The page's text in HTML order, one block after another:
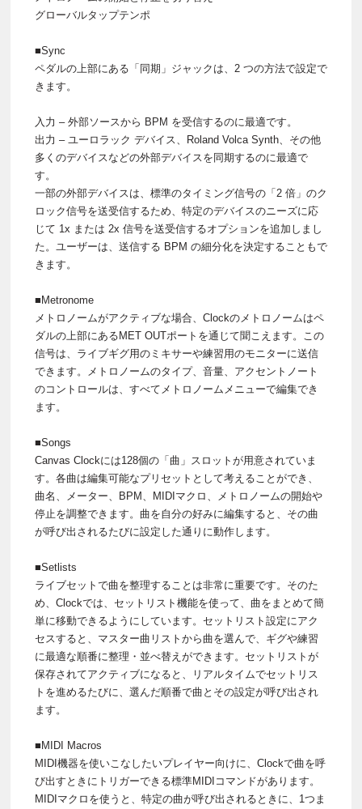
グローバルタップテンポ
■Sync
ペダルの上部にある「同期」ジャックは、2 つの方法で設定で
きます。
入力 – 外部ソースから BPM を受信するのに最適です。
出力 – ユーロラック デバイス、Roland Volca Synth、その他
多くのデバイスなどの外部デバイスを同期するのに最適で
す。
一部の外部デバイスは、標準のタイミング信号の「2 倍」のク
ロック信号を送受信するため、特定のデバイスのニーズに応
じて 1x または 2x 信号を送受信するオプションを追加しまし
た。ユーザーは、送信する BPM の細分化を決定することもで
きます。
■Metronome
メトロノームがアクティブな場合、Clockのメトロノームはペ
ダルの上部にあるMET OUTポートを通じて聞こえます。この
信号は、ライブギグ用のミキサーや練習用のモニターに送信
できます。メトロノームのタイプ、音量、アクセントノート
のコントロールは、すべてメトロノームメニューで編集でき
ます。
■Songs
Canvas Clockには128個の「曲」スロットが用意されていま
す。各曲は編集可能なプリセットとして考えることができ、
曲名、メーター、BPM、MIDIマクロ、メトロノームの開始や
停止を調整できます。曲を自分の好みに編集すると、その曲
が呼び出されるたびに設定した通りに動作します。
■Setlists
ライブセットで曲を整理することは非常に重要です。そのた
め、Clockでは、セットリスト機能を使って、曲をまとめて簡
単に移動できるようにしています。セットリスト設定にアク
セスすると、マスター曲リストから曲を選んで、ギグや練習
に最適な順番に整理・並べ替えができます。セットリストが
保存されてアクティブになると、リアルタイムでセットリス
トを進めるたびに、選んだ順番で曲とその設定が呼び出され
ます。
■MIDI Macros
MIDI機器を使いこなしたいプレイヤー向けに、Clockで曲を呼
び出すときにトリガーできる標準MIDIコマンドがあります。
MIDIマクロを使うと、特定の曲が呼び出されるときに、1つま